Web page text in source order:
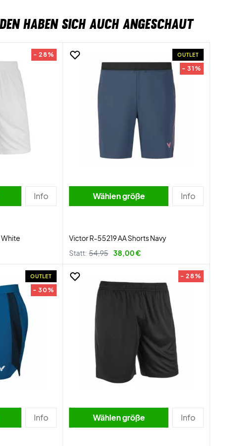
HABEN SICH AUCH ANGESCHAUT
- 28%
Info
OUTLET
- 31%
Wählen größe Info
Victor R-55219 AA Shorts Navy
Statt: 54,95 38,00 €
OUTLET
- 30%
Info
- 28%
Wählen größe Info